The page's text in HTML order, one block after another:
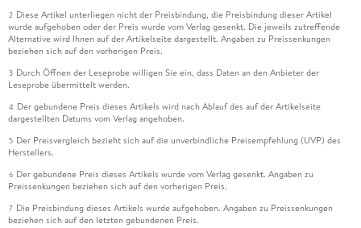
2 Diese Artikel unterliegen nicht der Preisbindung, die Preisbindung dieser Artikel
wurde aufgehoben oder der Preis wurde vom Verlag gesenkt. Die jeweils zutreffende
Alternative wird Ihnen auf der Artikelseite dargestellt. Angaben zu Preissenkungen
beziehen sich auf den vorherigen Preis.
3 Durch Öffnen der Leseprobe willigen Sie ein, dass Daten an den Anbieter der
Leseprobe übermittelt werden.
4 Der gebundene Preis dieses Artikels wird nach Ablauf des auf der Artikelseite
dargestellten Datums vom Verlag angehoben.
5 Der Preisvergleich bezieht sich auf die unverbindliche Preisempfehlung (UVP) des
Herstellers.
6 Der gebundene Preis dieses Artikels wurde vom Verlag gesenkt. Angaben zu
Preissenkungen beziehen sich auf den vorherigen Preis.
7 Die Preisbindung dieses Artikels wurde aufgehoben. Angaben zu Preissenkungen
beziehen sich auf den letzten gebundenen Preis.